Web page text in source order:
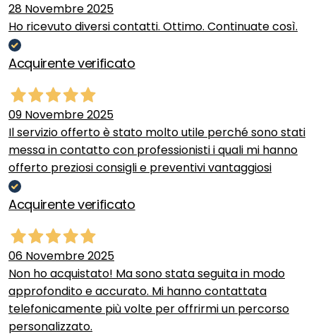
28 Novembre 2025
Ho ricevuto diversi contatti. Ottimo. Continuate così.
Acquirente verificato
09 Novembre 2025
Il servizio offerto è stato molto utile perché sono stati
messa in contatto con professionisti i quali mi hanno
offerto preziosi consigli e preventivi vantaggiosi
Acquirente verificato
06 Novembre 2025
Non ho acquistato! Ma sono stata seguita in modo
approfondito e accurato. Mi hanno contattata
telefonicamente più volte per offrirmi un percorso
personalizzato.